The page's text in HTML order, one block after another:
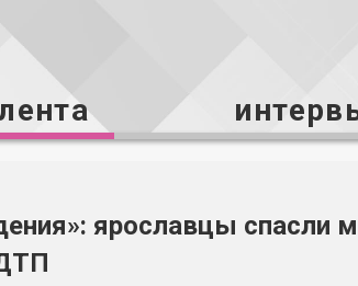
ярославцы спасли